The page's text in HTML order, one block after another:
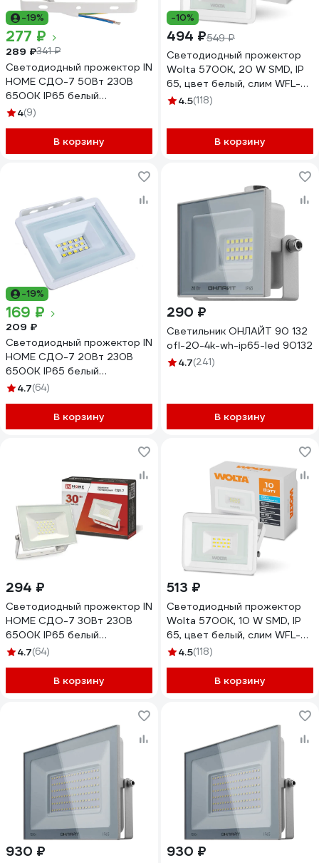
-19%
277 ₽
289 ₽341 ₽
Светодиодный прожектор IN
HOME СДО-7 50Вт 230В
6500К IP65 белый
4690612034706
4(9)
В корзину
-10%
494 ₽549 ₽
Светодиодный прожектор
Wolta 5700K, 20 W SMD, IP
65, цвет белый, слим WFL-
20W\/06W WFL-20W/06W
4.5(118)
В корзину
-19%
169 ₽
209 ₽
Светодиодный прожектор IN
HOME СДО-7 20Вт 230В
6500К IP65 белый
4690612034683
4.7(64)
В корзину
290 ₽
Светильник ОНЛАЙТ 90 132
ofl-20-4k-wh-ip65-led 90132
4.7(241)
В корзину
294 ₽
Светодиодный прожектор IN
HOME СДО-7 30Вт 230В
6500К IP65 белый
4690612034690
4.7(64)
В корзину
513 ₽
Светодиодный прожектор
Wolta 5700K, 10 W SMD, IP
65, цвет белый, слим WFL-
10W\/06W WFL-10W/06W
4.5(118)
В корзину
930 ₽ 930 ₽